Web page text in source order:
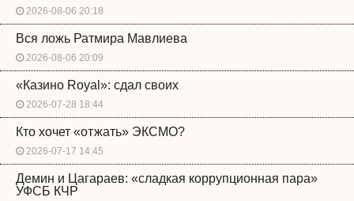
2026-08-06 20:18
Вся ложь Ратмира Мавлиева
2026-08-06 20:09
«Казино Royal»: сдал своих
2026-07-28 18:44
Кто хочет «отжать» ЭКСМО?
2026-07-17 14:45
Демин и Цагараев: «сладкая коррупционная пара»
УФСБ КЧР